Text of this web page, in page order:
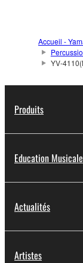
Accueil -
YV-
Produits
Education Musicale
Actualités
Artistes